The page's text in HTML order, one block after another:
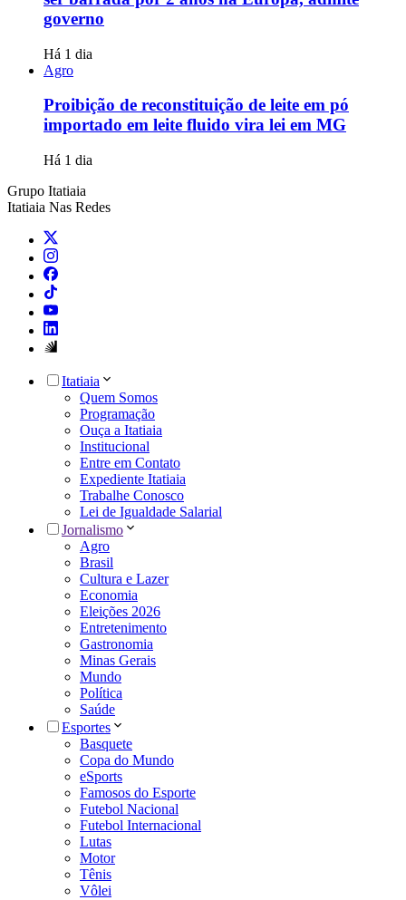
governo
Há 1 dia
Agro
Proibição de reconstituição de leite em pó
importado em leite fluido vira lei em MG
Há 1 dia
Grupo Itatiaia
Itatiaia Nas Redes
Itatiaia
Quem Somos
Programação
Ouça a Itatiaia
Institucional
Entre em Contato
Expediente Itatiaia
Trabalhe Conosco
Lei de Igualdade Salarial
Jornalismo
Agro
Brasil
Cultura e Lazer
Economia
Eleições 2026
Entretenimento
Gastronomia
Minas Gerais
Mundo
Política
Saúde
Esportes
Basquete
Copa do Mundo
eSports
Famosos do Esporte
Futebol Nacional
Futebol Internacional
Lutas
Motor
Tênis
Vôlei